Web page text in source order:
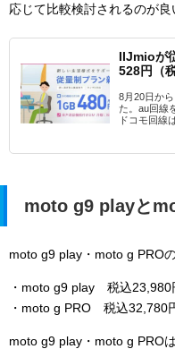
応じて比較検討されるのが良
IIJmioが
528円（
8月20日か
た。au回線
ドコモ回線
moto g9 playと
moto g9 play・moto g PRO
・moto g9 play 税込23,980
・moto g PRO 税込32,780
moto g9 play・moto g PRO